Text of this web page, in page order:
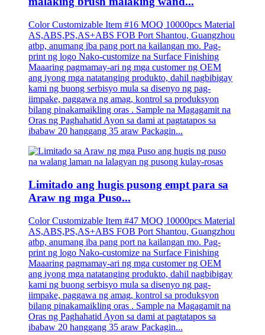
Color Customizable Item #16 MOQ 10000pcs Material
AS,ABS,PS,AS+ABS FOB Port Shantou, Guangzhou
atbp, anumang iba pang port na kailangan mo. Pag-
print ng logo Nako-customize na Surface Finishing
Maaaring pagmamay-ari ng mga customer ng OEM
ang iyong mga natatanging produkto, dahil nagbibigay
kami ng buong serbisyo mula sa disenyo ng pag-
iimpake, paggawa ng amag, kontrol sa produksyon
bilang pinakamaikling oras . Sample na Magagamit na
Oras ng Paghahatid Ayon sa dami at pagtatapos sa
ibabaw 20 hanggang 35 araw Packagin...
Limitado ang hugis pusong empt para sa
Araw ng mga Puso...
Color Customizable Item #47 MOQ 10000pcs Material
AS,ABS,PS,AS+ABS FOB Port Shantou, Guangzhou
atbp, anumang iba pang port na kailangan mo. Pag-
print ng logo Nako-customize na Surface Finishing
Maaaring pagmamay-ari ng mga customer ng OEM
ang iyong mga natatanging produkto, dahil nagbibigay
kami ng buong serbisyo mula sa disenyo ng pag-
iimpake, paggawa ng amag, kontrol sa produksyon
bilang pinakamaikling oras . Sample na Magagamit na
Oras ng Paghahatid Ayon sa dami at pagtatapos sa
ibabaw 20 hanggang 35 araw Packagin...